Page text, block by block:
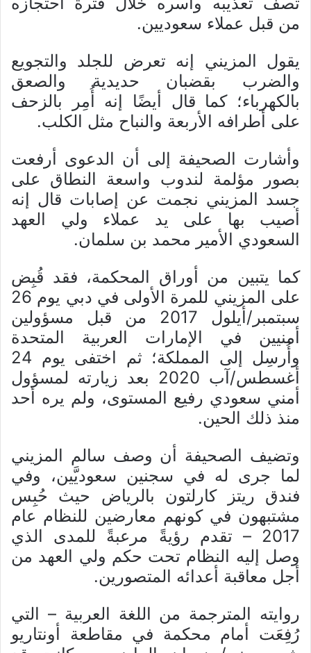
من قبل عملاء سعوديين.
يقول المزيني إنه تعرض للجلد والتجويع
والضرب بقضبان حديدية والصعق
بالكهرباء؛ كما قال أيضًا إنه أُمِر بالزحف
على أطرافه الأربعة والنباح مثل الكلب.
وأشارت الصحيفة إلى أن الدعوى أرفعت
بصور مؤلمة لندوب واسعة النطاق على
جسد المزيني نجمت عن إصابات قال إنه
أصيب بها على يد عملاء ولي العهد
السعودي الأمير محمد بن سلمان.
كما يتبين من أوراق المحكمة، فقد قُبِض
على المزيني للمرة الأولى في دبي يوم 26
سبتمبر/أيلول 2017 من قبل مسؤولين
أمنيين في الإمارات العربية المتحدة
وأُرسِل إلى المملكة؛ ثم اختفى يوم 24
أغسطس/آب 2020 بعد زيارته لمسؤول
أمني سعودي رفيع المستوى، ولم يره أحد
منذ ذلك الحين.
وتضيف الصحيفة أن وصف سالم المزيني
لما جرى له في سجنين سعوديَّين، وفي
فندق ريتز كارلتون بالرياض حيث حُبِس
مشتبهون في كونهم معارضين للنظام عام
2017 – تقدم رؤيةً مرعبةً للمدى الذي
وصل إليه النظام تحت حكم ولي العهد من
أجل معاقبة أعدائه المتصورين.
روايته المترجمة من اللغة العربية – التي
رُفِعَت أمام محكمة في مقاطعة أونتاريو